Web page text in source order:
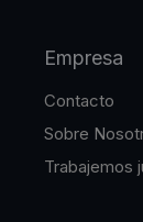
Empresa
Contacto
Sobre
Trabajemos